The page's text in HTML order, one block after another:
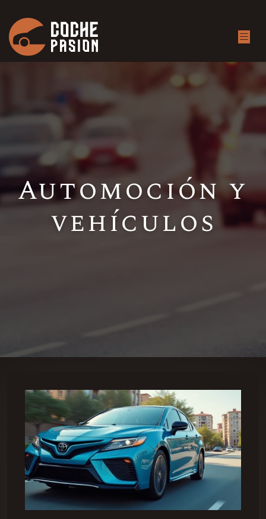
Automoción y
vehículos